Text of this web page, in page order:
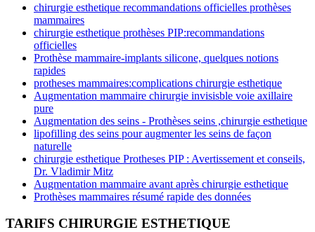
chirurgie esthetique recommandations officielles prothèses
mammaires
chirurgie esthetique prothèses PIP:recommandations
officielles
Prothèse mammaire-implants silicone, quelques notions
rapides
protheses mammaires:complications chirurgie esthetique
Augmentation mammaire chirurgie invisisble voie axillaire
pure
Augmentation des seins - Prothèses seins ,chirurgie esthetique
lipofilling des seins pour augmenter les seins de façon
naturelle
chirurgie esthetique Protheses PIP : Avertissement et conseils,
Dr. Vladimir Mitz
Augmentation mammaire avant après chirurgie esthetique
Prothèses mammaires résumé rapide des données
TARIFS CHIRURGIE ESTHETIQUE